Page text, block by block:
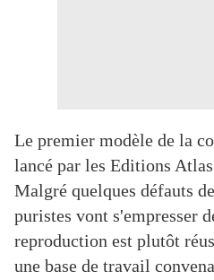
Le premier modèle de la
lancé par les Editions
Malgré quelques défauts
puristes vont s'empresser
reproduction est plutôt
une base de travail